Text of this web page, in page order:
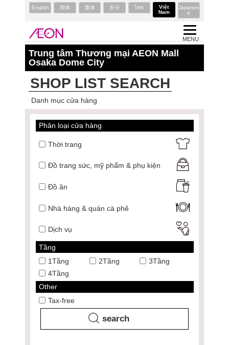
English 简体 繁体 한국 ไทย
Việt
Nam
Japanes
e
MENU
Trung tâm Thương mại AEON Mall
Osaka Dome City
SHOP LIST SEARCH
Danh mục cửa hàng
Phân loại cửa hàng
Thời trang
Đồ trang sức, mỹ phẩm & phụ kiện
Đồ ăn
Nhà hàng & quán cà phê
Dịch vụ
Tầng
1Tầng
2Tầng
3Tầng
4Tầng
Other
Tax-free